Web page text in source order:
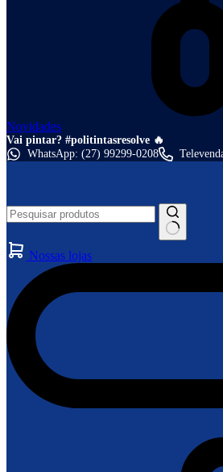
Novidades
Vai pintar? #politintasresolve 🔥
WhatsApp: (27) 99299-0208
Nossas lojas